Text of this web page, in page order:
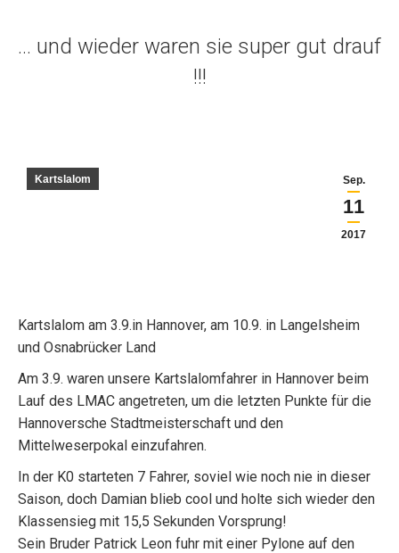
… und wieder waren sie super gut drauf
!!!
Sep.
11
2017
Kartslalom
Kartslalom am 3.9.in Hannover, am 10.9. in Langelsheim
und Osnabrücker Land
Am 3.9. waren unsere Kartslalomfahrer in Hannover beim
Lauf des LMAC angetreten, um die letzten Punkte für die
Hannoversche Stadtmeisterschaft und den
Mittelweserpokal einzufahren.
In der K0 starteten 7 Fahrer, soviel wie noch nie in dieser
Saison, doch Damian blieb cool und holte sich wieder den
Klassensieg mit 15,5 Sekunden Vorsprung!
Sein Bruder Patrick Leon fuhr mit einer Pylone auf den